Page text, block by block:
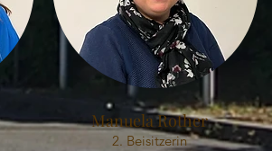
Manuela Rother
2. Beisitzerin